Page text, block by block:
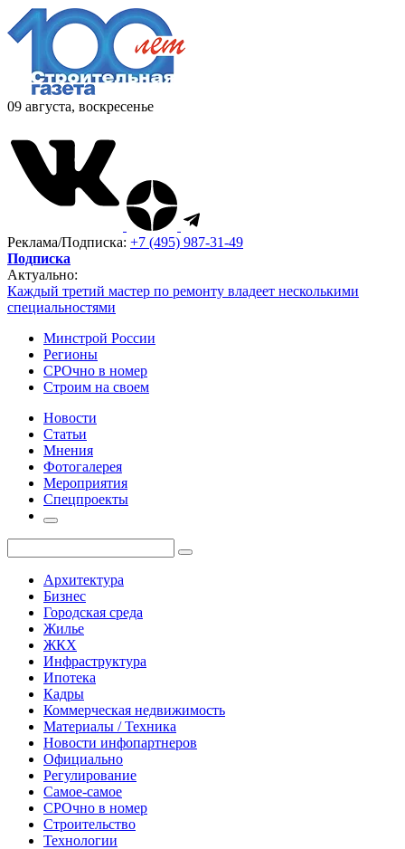
09 августа, воскресенье
Реклама/Подписка: +7 (495) 987-31-49
Подписка
Актуально:
Каждый третий мастер по ремонту владеет несколькими
специальностями
Минстрой России
Регионы
СРОчно в номер
Строим на своем
Новости
Статьи
Мнения
Фотогалерея
Мероприятия
Спецпроекты
Архитектура
Бизнес
Городская среда
Жилье
ЖКХ
Инфраструктура
Ипотека
Кадры
Коммерческая недвижимость
Материалы / Техника
Новости инфопартнеров
Официально
Регулирование
Самое-самое
СРОчно в номер
Строительство
Технологии